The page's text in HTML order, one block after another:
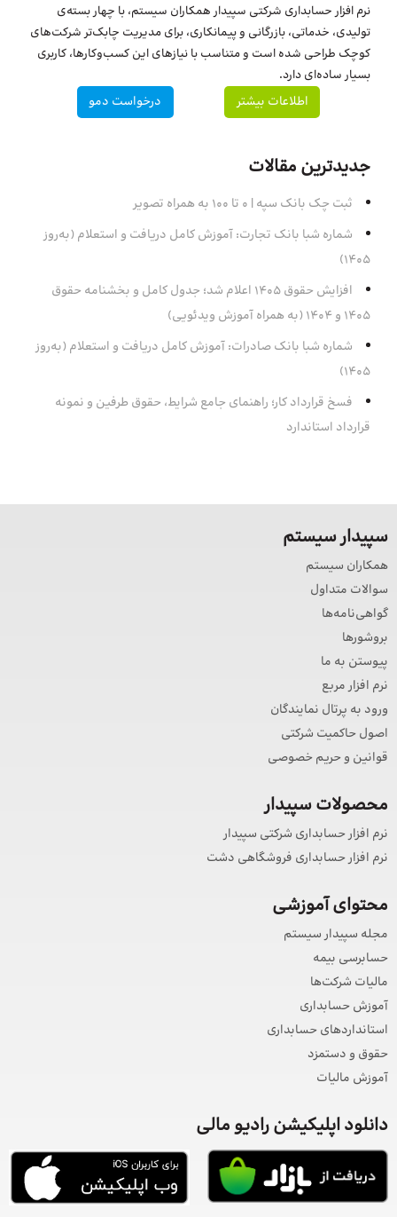
نرم افزار حسابداری شرکتی سپیدار همکاران سیستم، با چهار بسته‌‌ی
تولیدی، خدماتی، بازرگانی و پیمانکاری، برای مدیریت چابک‌تر شرکت‌های
کوچک طراحی شده است و متناسب با نیازهای این کسب‌وکارها، کاربری
بسیار ساده‌ای دارد.
اطلاعات بیشتر
درخواست دمو
جدیدترین مقالات
ثبت چک بانک سپه | ۰ تا ۱۰۰ به همراه تصویر
شماره شبا بانک تجارت: آموزش کامل دریافت و استعلام (به‌روز
۱۴۰۵)
افزایش حقوق 1405 اعلام شد؛ جدول کامل و بخشنامه حقوق
1405 و 1404 (به همراه آموزش ویدئویی)
شماره شبا بانک صادرات: آموزش کامل دریافت و استعلام (به‌روز
۱۴۰۵)
فسخ قرارداد کار؛ راهنمای جامع شرایط، حقوق طرفین و نمونه
قرارداد استاندارد
سپیدار سیستم
همکاران سیستم
سوالات متداول
گواهی‌نامه‌ها
بروشورها
پیوستن به ما
نرم افزار مربع
ورود به پرتال نمایندگان
اصول حاکمیت شرکتی
قوانین و حریم خصوصی
محصولات سپیدار
نرم افزار حسابداری شرکتی سپیدار
نرم افزار حسابداری فروشگاهی دشت
محتوای آموزشی
مجله سپیدار سیستم
حسابرسی بیمه
مالیات شرکت‌ها
آموزش حسابداری
استانداردهای حسابداری
حقوق و دستمزد
آموزش مالیات
دانلود اپلیکیشن رادیو مالی